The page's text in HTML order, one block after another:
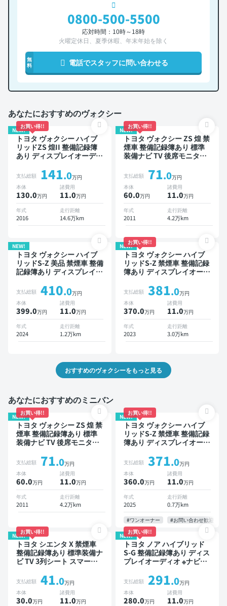
0800-500-5500
応対時間：10時～18時
火曜定休日、夏季休暇、年末年始を除く
無
料
電話でスタッフに問い合わせる
あなたにおすすめのヴォクシー
NEW!
お買い得!!
トヨタ ヴォクシー ハイブ
リッドZS 煌II 整備記録簿
あり ディスプレイオーディ
トキー バックモニター ド
ライブレコーダー 7人乗り
支払総額 141.0万円
本体
130.0万円
諸費用
11.0万円
年式
2016
走行距離
14.6万km
NEW!
お買い得!!
トヨタ ヴォクシー ZS 煌 禁
煙車 整備記録簿あり 標準
装備ナビ TV 後席モニター
ター 両側電動スライドドア
8人乗り
支払総額 71.0万円
本体
60.0万円
諸費用
11.0万円
年式
2011
走行距離
4.2万km
NEW!
トヨタ ヴォクシー ハイブ
リッドS-Z 美品 禁煙車 整備
記録簿あり ディスプレイオ
TV 後席モニター ブライン
ドスポットモニター デジタ
ルインナーミラー オートク
ルーズ 3列シート スマート
キー ETC 電動バックドア
バックモニター 全方位カメ
ラ ドライブレコーダー 衝
支払総額 410.0万円
本体
399.0万円
諸費用
11.0万円
年式
2024
走行距離
1.2万km
NEW!
お買い得!!
トヨタ ヴォクシー ハイブ
リッドS-Z 禁煙車 整備記録
簿あり ディスプレイオーデ
後席モニター オートクルー
ズ 3列シート スマートキー
ETC 電動バックドア バッ
クモニター ドライブレコー
ダー 衝突軽減 両側電動ス
ライドドア 7人乗り
支払総額 381.0万円
本体
370.0万円
諸費用
11.0万円
年式
2023
走行距離
3.0万km
おすすめのヴォクシーをもっと見る
あなたにおすすめのミニバン
NEW!
お買い得!!
トヨタ ヴォクシー ZS 煌 禁
煙車 整備記録簿あり 標準
装備ナビ TV 後席モニター
ター 両側電動スライドドア
8人乗り
支払総額 71.0万円
本体
60.0万円
諸費用
11.0万円
年式
2011
走行距離
4.2万km
NEW!
お買い得!!
トヨタ ヴォクシー ハイブ
リッドS-Z 禁煙車 整備記録
簿あり ディスプレイオーデ
インドスポットモニター デ
ジタルインナーミラー オー
トクルーズ 3列シート スマ
ートキー ETC 電動バック
ドア バックモニター 全方
位カメラ ドライブレコーダ
ー 衝突軽減 両側電動スラ
イドドア 7人乗り
支払総額 371.0万円
本体
360.0万円
諸費用
11.0万円
年式
2025
走行距離
0.7万km
#ワンオーナー #お問い合わせ歓迎
NEW!
お買い得!!
トヨタ シエンタ X 禁煙車
整備記録簿あり 標準装備ナ
ビ TV 3列シート スマート
り
支払総額 41.0万円
本体
30.0万円
諸費用
11.0万円
NEW!
お買い得!!
トヨタ ノア ハイブリッド
S-G 整備記録簿あり ディス
プレイオーディオ ※ナビキ
ズ 3列シート スマートキー
バックモニター ドライブレ
コーダー 衝突軽減 7人乗り
支払総額 291.0万円
本体
280.0万円
諸費用
11.0万円